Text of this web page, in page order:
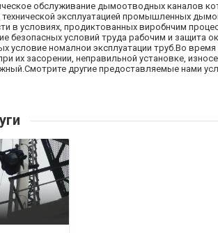
обслуживание дымоотводных каналов
эксплуатацией промышленных
в условиях, продиктованных виробнчим
безопасных условий труда рабочим и защита
условие номалнои эксплуатации труб.Во время
их засорении, неправильной установке,
другие предоставляемые нами